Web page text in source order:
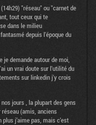
"réseau" ou "carnet de
tout ceux qui te
dans le milieu
depuis l'époque du
je demande autour de moi,
un vrai doute sur l'utilité du
sur linkedin j'y crois
jours , la plupart des gens
(amis, anciens
j’aime pas, mais c’est